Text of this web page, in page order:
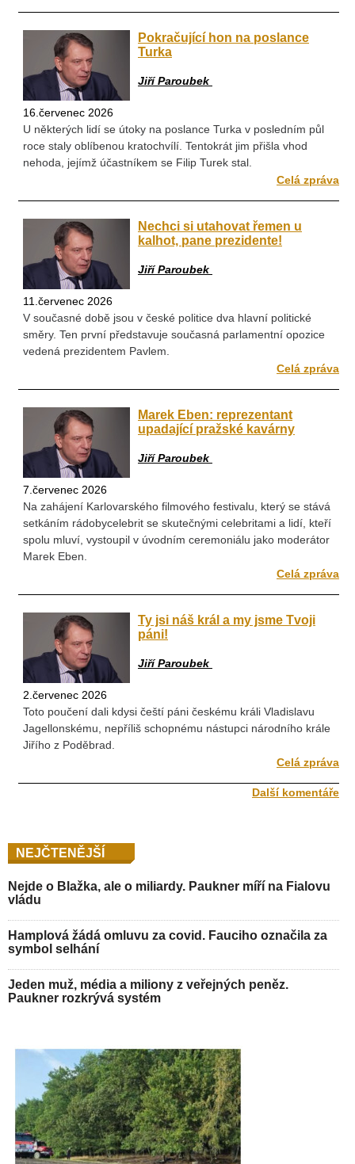
Pokračující hon na poslance
Turka
Jiří Paroubek
16.červenec 2026
U některých lidí se útoky na poslance Turka v posledním půl
roce staly oblíbenou kratochvílí. Tentokrát jim přišla vhod
nehoda, jejímž účastníkem se Filip Turek stal.
Celá zpráva
Nechci si utahovat řemen u
kalhot, pane prezidente!
Jiří Paroubek
11.červenec 2026
V současné době jsou v české politice dva hlavní politické
směry. Ten první představuje současná parlamentní opozice
vedená prezidentem Pavlem.
Celá zpráva
Marek Eben: reprezentant
upadající pražské kavárny
Jiří Paroubek
7.červenec 2026
Na zahájení Karlovarského filmového festivalu, který se stává
setkáním rádobycelebrit se skutečnými celebritami a lidí, kteří
spolu mluví, vystoupil v úvodním ceremoniálu jako moderátor
Marek Eben.
Celá zpráva
Ty jsi náš král a my jsme Tvoji
páni!
Jiří Paroubek
2.červenec 2026
Toto poučení dali kdysi čeští páni českému králi Vladislavu
Jagellonskému, nepříliš schopnému nástupci národního krále
Jiřího z Poděbrad.
Celá zpráva
Další komentáře
NEJČTENĚJŠÍ
Nejde o Blažka, ale o miliardy. Paukner míří na Fialovu
vládu
Hamplová žádá omluvu za covid. Fauciho označila za
symbol selhání
Jeden muž, média a miliony z veřejných peněz.
Paukner rozkrývá systém